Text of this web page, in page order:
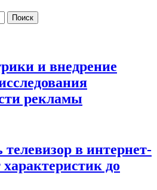
и внедрение
рекламы
в интернет-
до